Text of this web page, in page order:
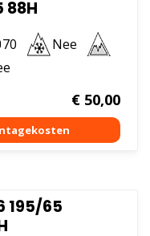
88H
70
Nee
€50,00
195/65